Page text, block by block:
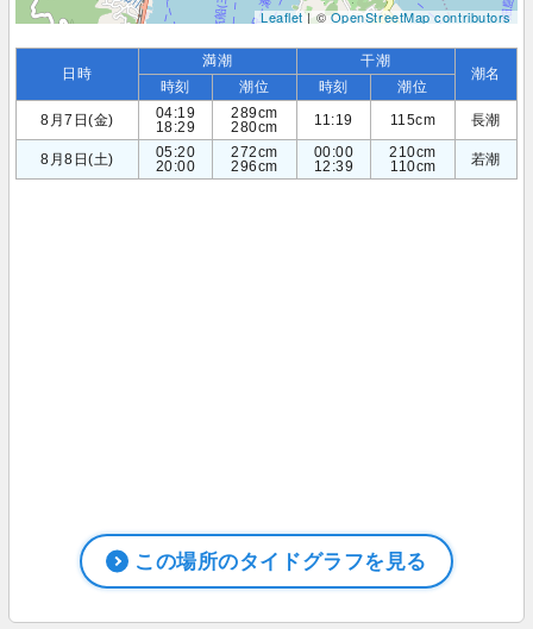
Leaflet| ©OpenStreetMap contributors
日時
満潮 干潮
潮名
時刻 潮位 時刻
潮位
8月7日(金)
04:19
18:29
289cm
280cm
11:19 115cm 長潮
8月8日(土)
05:20
20:00
272cm
296cm
00:00
12:39
210cm
110cm
若潮
この場所のタイドグラフを見る